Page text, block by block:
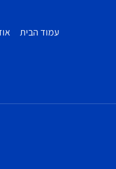
עמוד הבית